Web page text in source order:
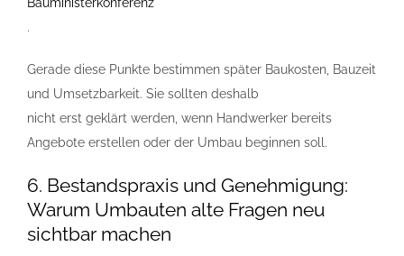
.
Gerade diese Punkte bestimmen später Baukosten, Bauzeit
und Umsetzbarkeit. Sie sollten deshalb
nicht erst geklärt werden, wenn Handwerker bereits
Angebote erstellen oder der Umbau beginnen soll.
6. Bestandspraxis und Genehmigung:
Warum Umbauten alte Fragen neu
sichtbar machen